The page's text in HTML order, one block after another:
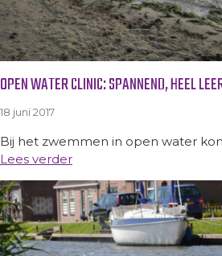
OPEN WATER CLINIC: SPANNEND, HEEL
18 juni 2017
Bij het zwemmen in open water
Lees verder